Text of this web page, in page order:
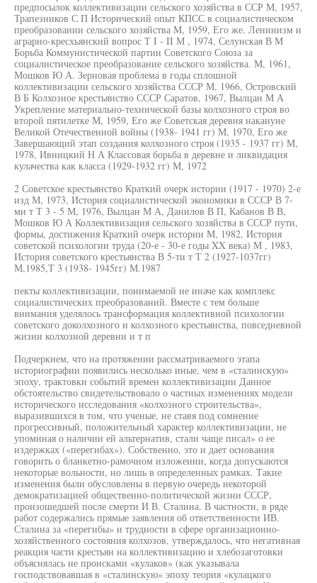
предпосылок коллективизации сельского хозяйства в ССР М, 1957,
Трапезников С П Исторический опыт КПСС в социалистическом
преобразовании сельского хозяйства М, 1959, Его же. Ленинизм и
аграрно-кресхьянский вопрос Т I - II М , 1974, Селунская В М
Борьба Коммунистической партии Советского Союза за
социалистическое преобразование сельского хозяйства. М, 1961,
Мошков Ю А. Зерновая проблема в годы сплошной
коллективизации сельского хозяйства СССР М, 1966, Островский
В Б Колхозное крестьянство СССР Саратов, 1967, Вылцан М А
Укрепление материально-технической базы колхозного строя во
второй пятилетке М, 1959, Его же Советская деревня накануне
Великой Отечественной войны (1938- 1941 гг) М, 1970, Его же
Завершающий этап создания колхозного строя (1935 - 1937 гг) М,
1978, Ивницкий Н А Классовая борьба в деревне и ликвидация
кулачества как класса (1929-1932 гг) М, 1972
2 Советское крестьянство Краткий очерк истории (1917 - 1970) 2-е
изд М, 1973, История социалистической экономики в СССР В 7-
ми т Т 3 - 5 М, 1976, Вылцан М А, Данилов В П, Кабанов В В,
Мошков Ю А Коллективизация сельского хозяйства в СССР пути,
формы, достижения Краткий очерк истории М, 1982, История
советской психологии труда (20-е - 30-е годы XX века) М , 1983,
История советского крестьянства В 5-ти т Т 2 (1927-1037гг)
М,1985,Т 3 (1938- 1945гг) М.1987
пекты коллективизации, понимаемой не иначе как комплекс
социалистических преобразований. Вместе с тем больше
внимания уделялось трансформация коллективной психологии
советского доколхозного и колхозного крестьянства, повседневной
жизни колхозной деревни и т п
Подчеркнем, что на протяжении рассматриваемого этапа
историографии появились несколько иные, чем в «сталинскую»
эпоху, трактовки событий времен коллективизации Данное
обстоятельство свидетельствовало о частных изменениях модели
исторического исследования «колхозного строительства»,
выразившихся в том, что ученые, не ставя под сомнение
прогрессивный, положительный характер коллективизации, не
упоминая о наличии ей альтернатив, стали чаще писал» о ее
издержках («перегибах»). Собственно, это и дает основания
говорить о бланкетно-рамочном изложении, когда допускаются
некоторые вольности, но лишь в определенных рамках. Такие
изменения были обусловлены в первую очередь некоторой
демократизацией общественно-политической жизни СССР,
произошедшей после смерти И В. Сталина. В частности, в ряде
работ содержались прямые заявления об ответственности ИВ.
Сталина за «перегибы» и трудности в сфере организационно-
хозяйственного состояния колхозов, утверждалось, что негативная
реакция части крестьян на коллективизацию и хлебозаготовки
объяснялась не происками «кулаков» (как указывала
господствовавшая в «сталинскую» эпоху теория «кулацкого